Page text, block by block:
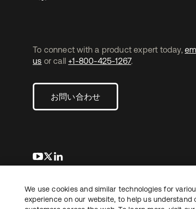
To connect with a product expert today,
us or call +1-800-425-1267.
お問い合わせ
新しいタブで開く
新しいタブで開く
Copyright © 2026 Okta. All rights reserved.
We use cookies and similar technologies for
experience on our website, to help us